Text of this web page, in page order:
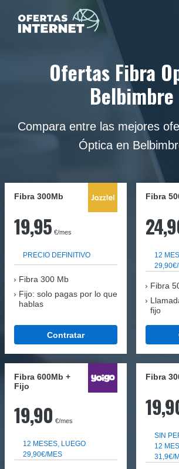
Ofertas Fibra
Belbimbre
Compara entre las mejores
Óptica en
Fibra 300Mb
19,95 €/mes
PRECIO DEFINITIVO
Fibra 300 Mb
Fijo: solo pagas por lo que
hablas
Contratar
Fibra
12
Fibra
fijo
Fibra 600Mb +
Fijo
19,90 €/mes
12 MESES, LUEGO
29,90€/MES
Fibra
SIN
12
31,9€/